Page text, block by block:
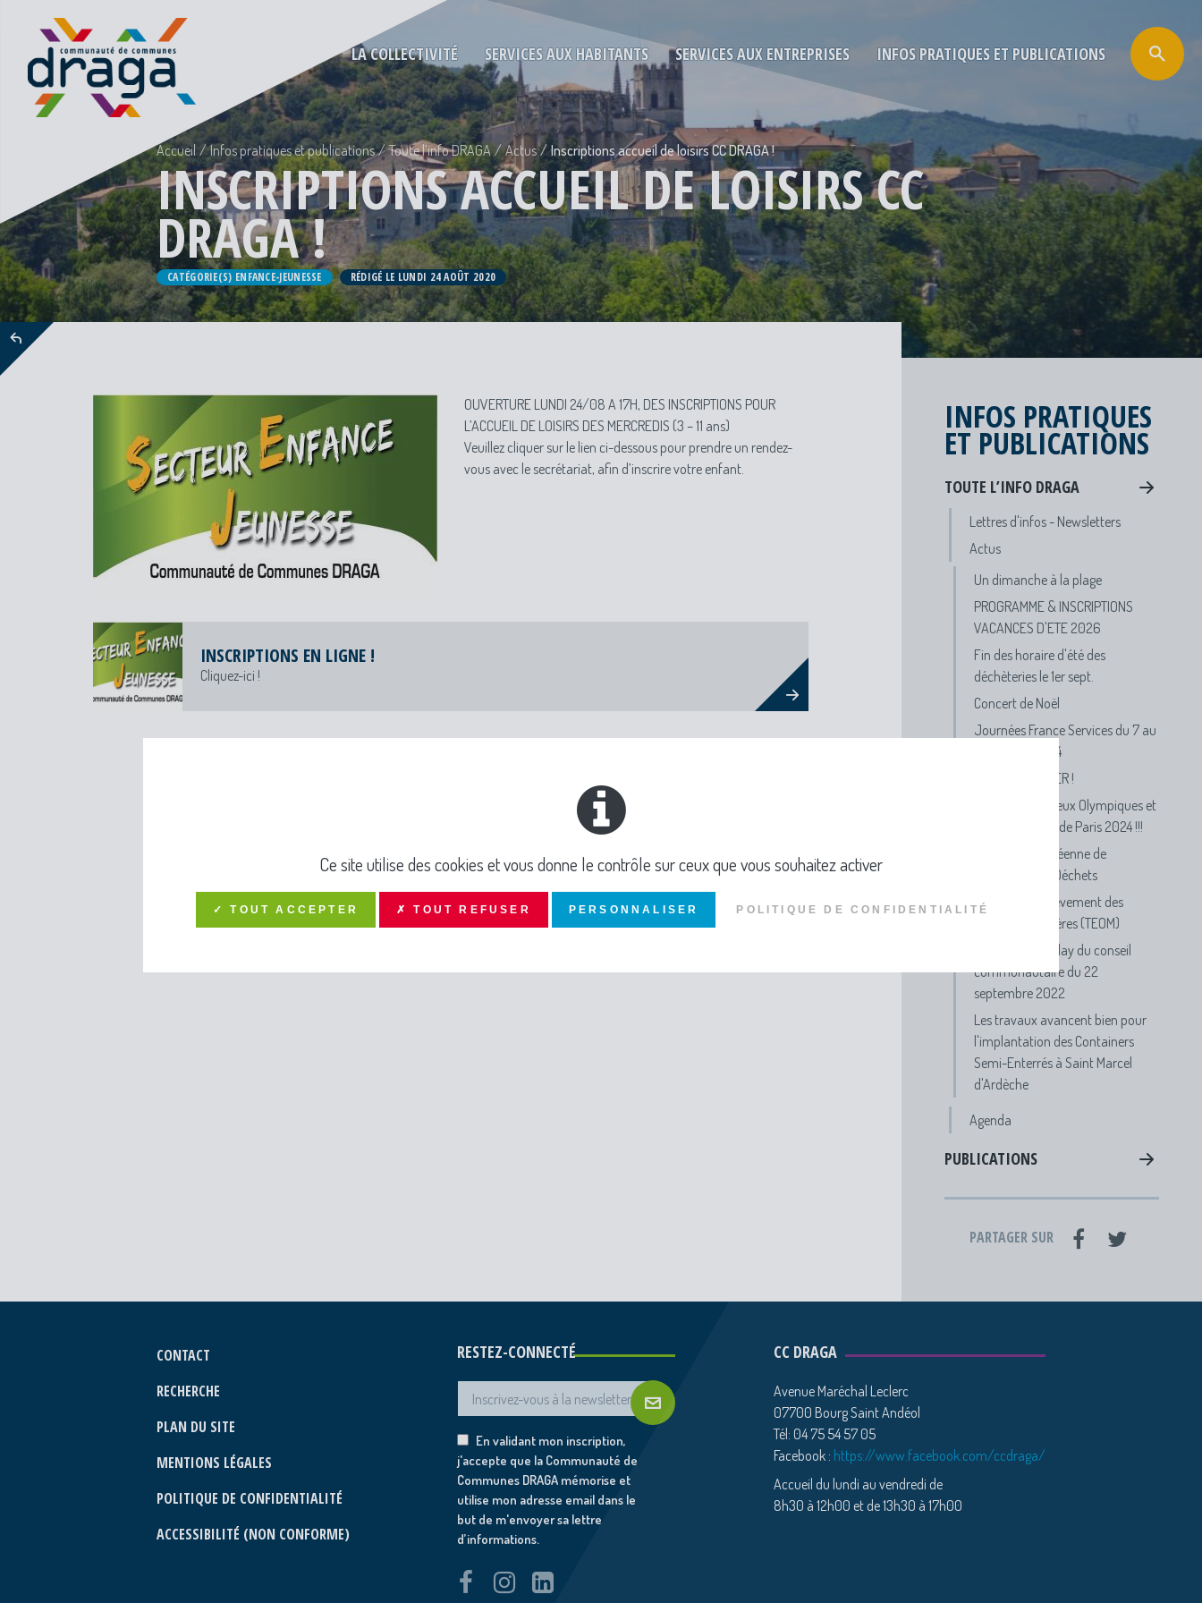
LA COLLECTIVITÉ SERVICES AUX HABITANTS SERVICES AUX ENTREPRISES INFOS PRATIQUES ET PUBLICATIONS
Accueil Infos pratiques et publications Toute l’info DRAGA Actus Inscriptions accueil de loisirs CC DRAGA !
INSCRIPTIONS ACCUEIL DE LOISIRS CC
DRAGA !
CATÉGORIE(S) ENFANCE-JEUNESSE RÉDIGÉ LE LUNDI 24 AOÛT 2020
OUVERTURE LUNDI 24/08 A 17H, DES INSCRIPTIONS POUR
L’ACCUEIL DE LOISIRS DES MERCREDIS (3 – 11 ans)
Veuillez cliquer sur le lien ci-dessous pour prendre un rendez-
vous avec le secrétariat, afin d’inscrire votre enfant.
INSCRIPTIONS EN LIGNE !
Cliquez-ici !
INFOS PRATIQUES
ET PUBLICATIONS
TOUTE L’INFO DRAGA
Lettres d'infos - Newsletters
Actus
Un dimanche à la plage
PROGRAMME & INSCRIPTIONS
VACANCES D'ETE 2026
Fin des horaire d'été des
déchèteries le 1er sept.
Concert de Noël
Journées France Services du 7 au
19 octobre 2024
APPEL A DANSER !
Participe aux Jeux Olympiques et
Paralympiques de Paris 2024 !!!
Semaine Européenne de
Réduction des Déchets
FAQ Taxe d'Enlèvement des
Ordures Ménagères (TEOM)
Visionnez le replay du conseil
communautaire du 22
septembre 2022
Les travaux avancent bien pour
l'implantation des Containers
Semi-Enterrés à Saint Marcel
d'Ardèche
Agenda
PUBLICATIONS
PARTAGER SUR
CONTACT
RECHERCHE
PLAN DU SITE
MENTIONS LÉGALES
POLITIQUE DE CONFIDENTIALITÉ
ACCESSIBILITÉ (NON CONFORME)
RESTEZ-CONNECTÉ
En validant mon inscription,
j'accepte que la Communauté de
Communes DRAGA mémorise et
utilise mon adresse email dans le
but de m'envoyer sa lettre
d’informations.
CC DRAGA
Avenue Maréchal Leclerc
07700 Bourg Saint Andéol
Tél: 04 75 54 57 05
Facebook : https://www.facebook.com/ccdraga/
Accueil du lundi au vendredi de
8h30 à 12h00 et de 13h30 à 17h00
Ce site utilise des cookies et vous donne le contrôle sur ceux que vous souhaitez activer
✓ TOUT ACCEPTER ✗ TOUT REFUSER PERSONNALISER POLITIQUE DE CONFIDENTIALITÉ